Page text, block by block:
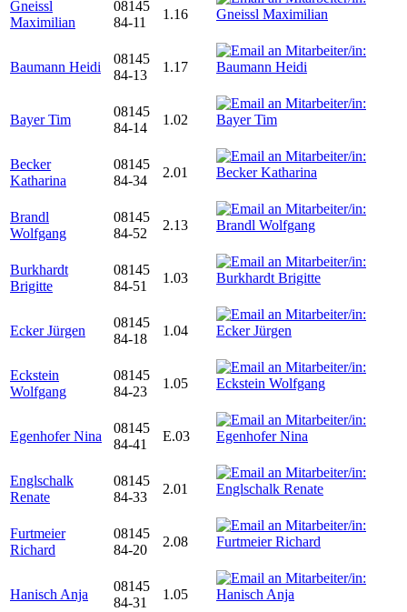
Gneissl
Maximilian
08145
84-11
1.16
Baumann Heidi
08145
84-13
1.17
Bayer Tim
08145
84-14
1.02
Becker
Katharina
08145
84-34
2.01
Brandl
Wolfgang
08145
84-52
2.13
Burkhardt
Brigitte
08145
84-51
1.03
Ecker Jürgen
08145
84-18
1.04
Eckstein
Wolfgang
08145
84-23
1.05
Egenhofer Nina
08145
84-41
E.03
Englschalk
Renate
08145
84-33
2.01
Furtmeier
Richard
08145
84-20
2.08
Hanisch Anja
08145
84-31
1.05